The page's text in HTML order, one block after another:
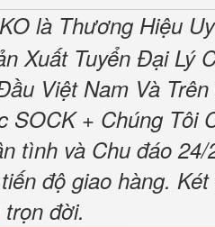
là Thương Hiệu
Xuất Tuyển Đại Lý
Việt Nam Và
+ Chúng Tôi
tình và Chu đáo
độ giao hàng.
đời.